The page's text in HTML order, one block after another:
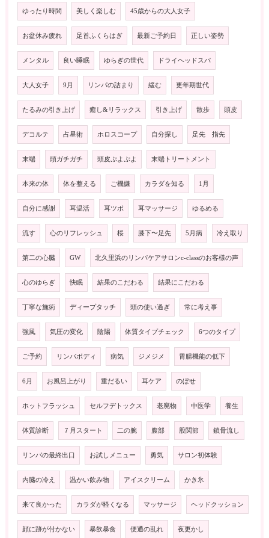
ゆったり時間 美しく楽しむ 45歳からの大人女子
お盆休み疲れ 足首ふくらはぎ 最新ご予約日 正しい姿勢
メンタル 良い睡眠 ゆらぎの世代 ドライヘッドスパ
大人女子 9月 リンパの詰まり 緩む 更年期世代
たるみの引き上げ 癒し&リラックス 引き上げ 散歩 頭皮
デコルテ 占星術 ホロスコープ 自分探し 足先 指先
末端 頭ガチガチ 頭皮ぷよぷよ 末端トリートメント
本来の体 体を整える ご機嫌 カラダを知る 1月
自分に感謝 耳温活 耳ツボ 耳マッサージ ゆるめる
流す 心のリフレッシュ 桜 膝下〜足先 5月病 冷え取り
第二の心臓 GW 北久里浜のリンパケアサロンc-classのお客様の声
心のゆらぎ 快眠 結果のこだわる 結果にこだわる
丁寧な施術 ディープタッチ 頭の使い過ぎ 常に考え事
強風 気圧の変化 陰陽 体質タイプチェック 6つのタイプ
ご予約 リンパボディ 病気 ジメジメ 胃腸機能の低下
6月 お風呂上がり 重だるい 耳ケア のぼせ
ホットフラッシュ セルフデトックス 老廃物 中医学 養生
体質診断 ７月スタート 二の腕 腹部 股関節 鎖骨流し
リンパの最終出口 お試しメニュー 勇気 サロン初体験
内臓の冷え 温かい飲み物 アイスクリーム かき氷
来て良かった カラダが軽くなる マッサージ ヘッドクッション
顔に跡が付かない 暴飲暴食 便通の乱れ 夜更かし